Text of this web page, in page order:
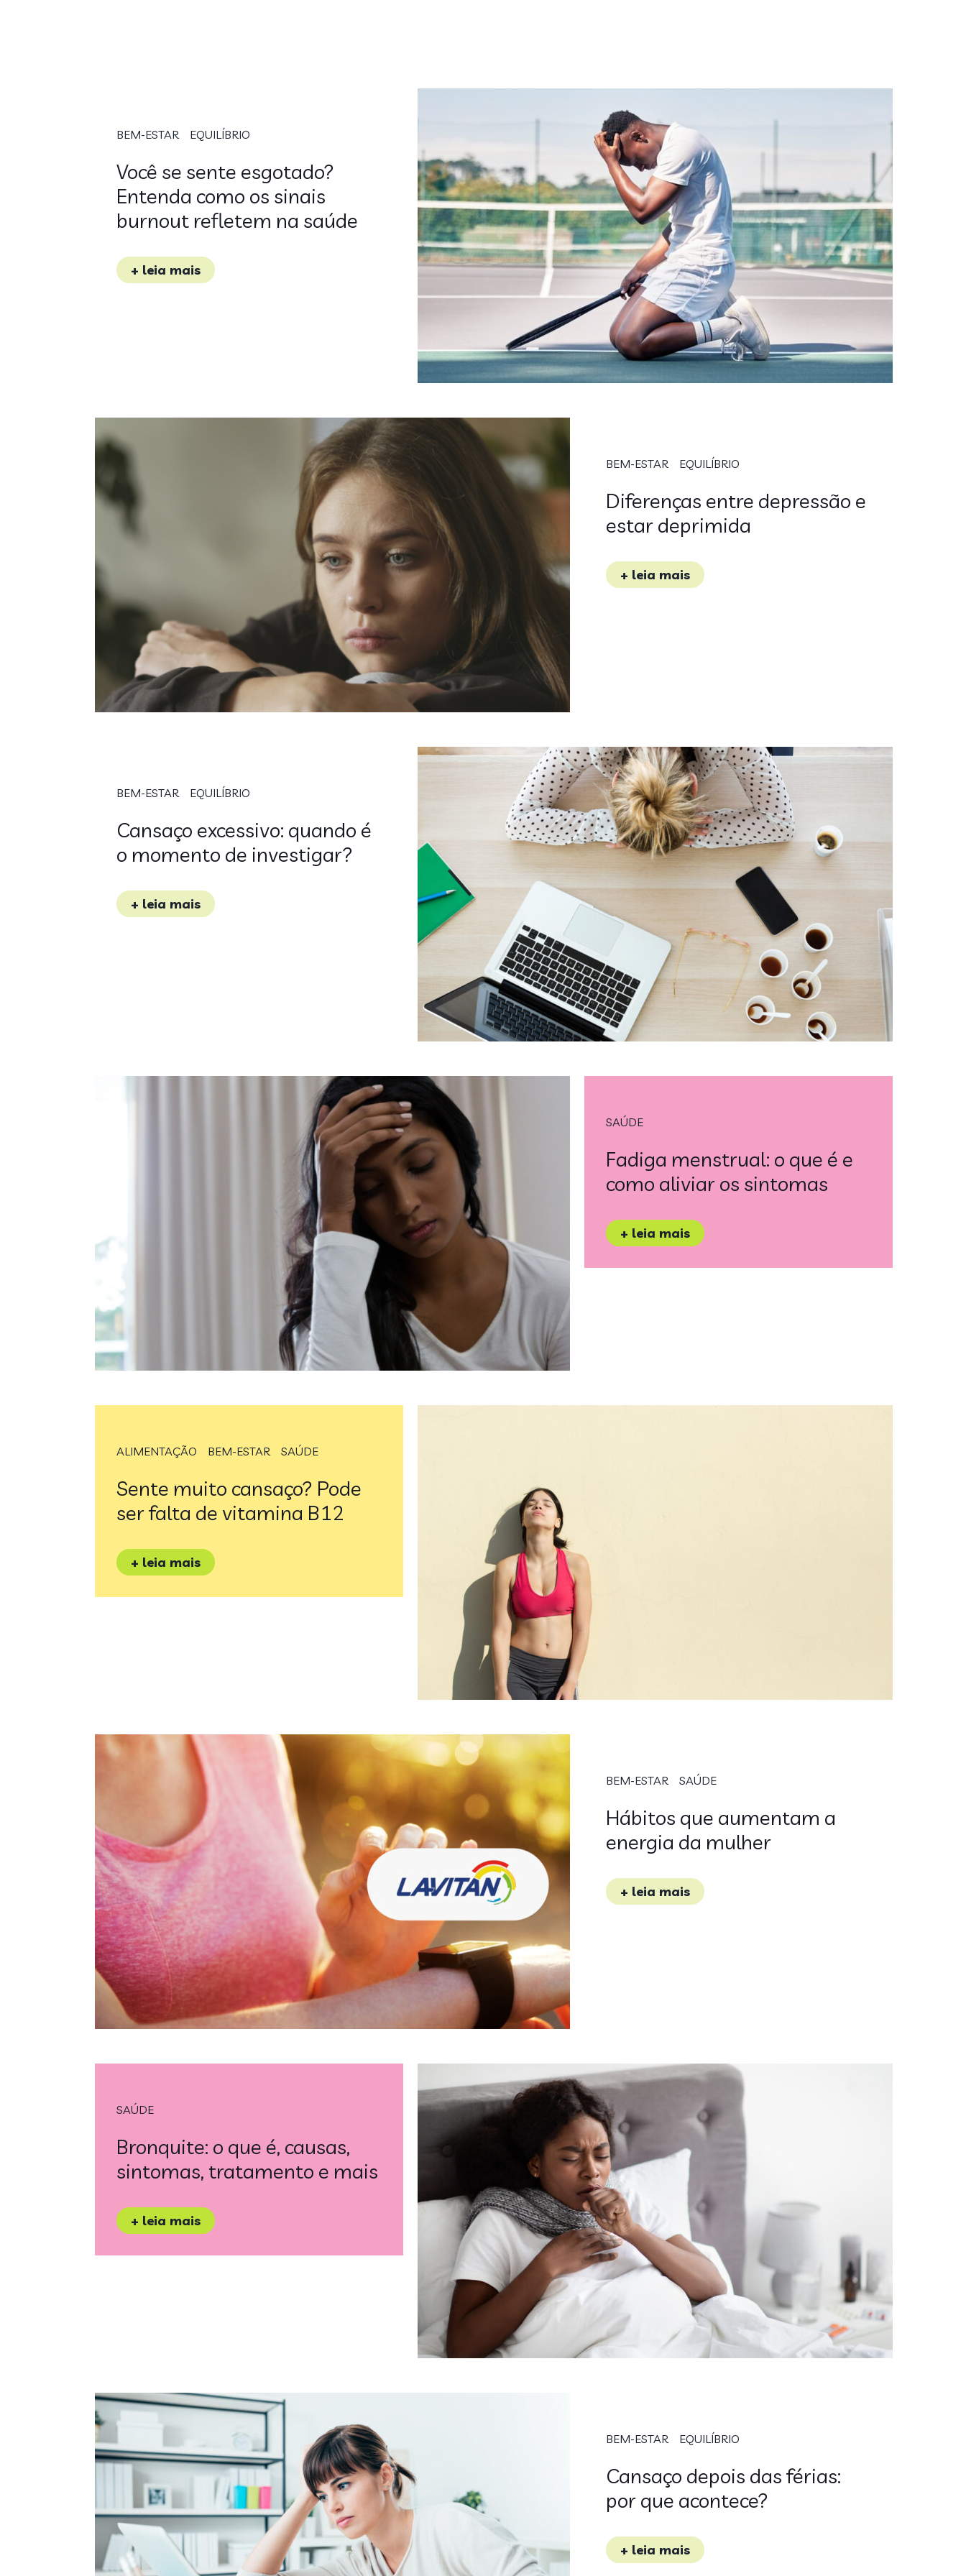
BEM-ESTAR EQUILÍBRIO
Você se sente esgotado?
Entenda como os sinais
burnout refletem na saúde
+ leia mais
BEM-ESTAR EQUILÍBRIO
Diferenças entre depressão e
estar deprimida
+ leia mais
BEM-ESTAR EQUILÍBRIO
Cansaço excessivo: quando é
o momento de investigar?
+ leia mais
SAÚDE
Fadiga menstrual: o que é e
como aliviar os sintomas
+ leia mais
ALIMENTAÇÃO BEM-ESTAR SAÚDE
Sente muito cansaço? Pode
ser falta de vitamina B12
+ leia mais
BEM-ESTAR SAÚDE
Hábitos que aumentam a
energia da mulher
+ leia mais
SAÚDE
Bronquite: o que é, causas,
sintomas, tratamento e mais
+ leia mais
BEM-ESTAR EQUILÍBRIO
Cansaço depois das férias:
por que acontece?
+ leia mais